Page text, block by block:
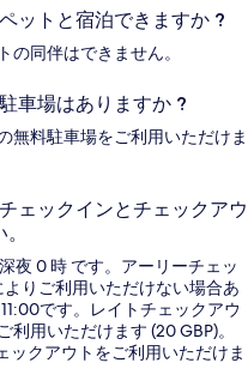
ットと宿泊できますか ?
同伴はできません。
車場はありますか ?
無料駐車場をご利用いただけま
ェックインとチェックアウ
夜 0 時 です。アーリーチェッ
りご利用いただけない場合あ
です。レイトチェックアウ
利用いただけます (20 GBP)。
クアウトをご利用いただけま